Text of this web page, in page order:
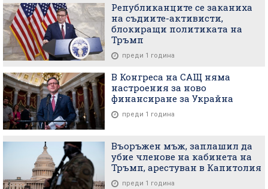
Републиканците се заканиха
на съдиите-активисти,
блокиращи политиката на
Тръмп
преди 1 година
В Конгреса на САЩ няма
настроения за ново
финансиране за Украйна
преди 1 година
Въоръжен мъж, заплашил да
убие членове на кабинета на
Тръмп, арестуван в Капитолия
преди 1 година